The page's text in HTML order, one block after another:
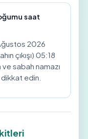
saat
2026
çıkışı) 05:18
sabah namazı
edin.